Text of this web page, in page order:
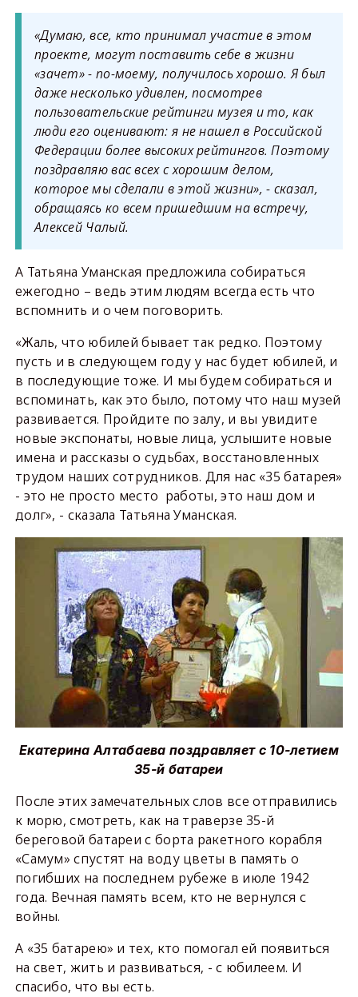
«Думаю, все, кто принимал участие в этом
проекте, могут поставить себе в жизни
«зачет» - по-моему, получилось хорошо. Я был
даже несколько удивлен, посмотрев
пользовательские рейтинги музея и то, как
люди его оценивают: я не нашел в Российской
Федерации более высоких рейтингов. Поэтому
поздравляю вас всех с хорошим делом,
которое мы сделали в этой жизни», - сказал,
обращаясь ко всем пришедшим на встречу,
Алексей Чалый.
А Татьяна Уманская предложила собираться
ежегодно – ведь этим людям всегда есть что
вспомнить и о чем поговорить.
«Жаль, что юбилей бывает так редко. Поэтому
пусть и в следующем году у нас будет юбилей, и
в последующие тоже. И мы будем собираться и
вспоминать, как это было, потому что наш музей
развивается. Пройдите по залу, и вы увидите
новые экспонаты, новые лица, услышите новые
имена и рассказы о судьбах, восстановленных
трудом наших сотрудников. Для нас «35 батарея»
- это не просто место работы, это наш дом и
долг», - сказала Татьяна Уманская.
Екатерина Алтабаева поздравляет с 10-летием
35-й батареи
После этих замечательных слов все отправились
к морю, смотреть, как на траверзе 35-й
береговой батареи с борта ракетного корабля
«Самум» спустят на воду цветы в память о
погибших на последнем рубеже в июле 1942
года. Вечная память всем, кто не вернулся с
войны.
А «35 батарею» и тех, кто помогал ей появиться
на свет, жить и развиваться, - с юбилеем. И
спасибо, что вы есть.